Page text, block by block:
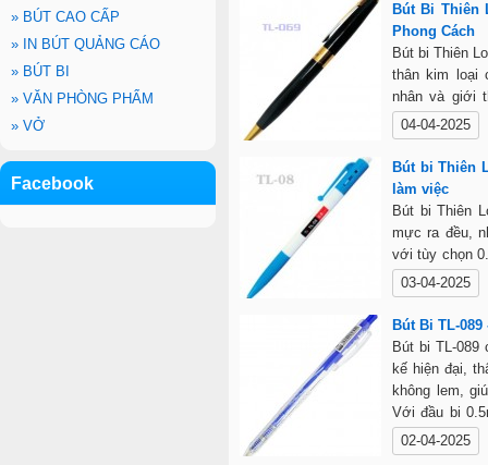
Bút Bi Thiên
Phong Cách
Bút bi Thiên
thân kim loại
nhân và giới
mực ra đều,
cũng là món
04-04-2025
Bút bi Thiên
làm việc
Bút bi Thiên
mực ra đều,
với tùy chọn
phù hợp cho
thành hợp lý,
phòng phẩm.
03-04-2025
Bút Bi TL-
Bút bi TL-
kế hiện đại,
không lem,
Với đầu bi
viên, dân văn
mã đa dạng
02-04-2025
» BÚT CAO CẤP
»
IN BÚT QUẢNG CÁO
» BÚT BI
» VĂN PHÒNG PHẨM
» VỞ
Facebook